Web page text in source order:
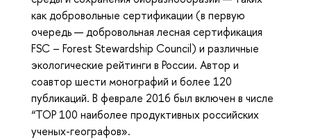
как добровольные сертификации (в первую
очередь — добровольная лесная сертификация
FSC – Forest Stewardship Council) и различные
экологические рейтинги в России. Автор и
соавтор шести монографий и более 120
публикаций. В феврале 2016 был включен в числе
“TOP 100 наиболее продуктивных российских
ученых-географов».